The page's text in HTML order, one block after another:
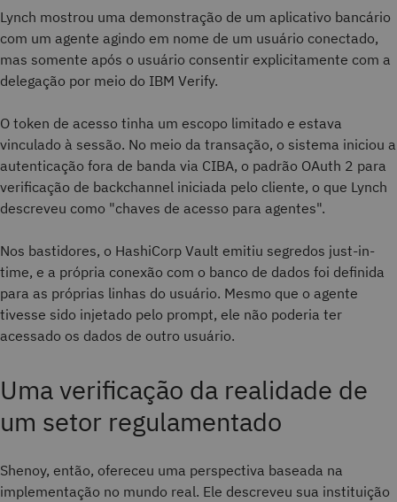
Lynch mostrou uma demonstração de um aplicativo bancário
com um agente agindo em nome de um usuário conectado,
mas somente após o usuário consentir explicitamente com a
delegação por meio do IBM Verify.
O token de acesso tinha um escopo limitado e estava
vinculado à sessão. No meio da transação, o sistema iniciou a
autenticação fora de banda via CIBA, o padrão OAuth 2 para
verificação de backchannel iniciada pelo cliente, o que Lynch
descreveu como "chaves de acesso para agentes".
Nos bastidores, o HashiCorp Vault emitiu segredos just-in-
time, e a própria conexão com o banco de dados foi definida
para as próprias linhas do usuário. Mesmo que o agente
tivesse sido injetado pelo prompt, ele não poderia ter
acessado os dados de outro usuário.
Uma verificação da realidade de
um setor regulamentado
Shenoy, então, ofereceu uma perspectiva baseada na
implementação no mundo real. Ele descreveu sua instituição